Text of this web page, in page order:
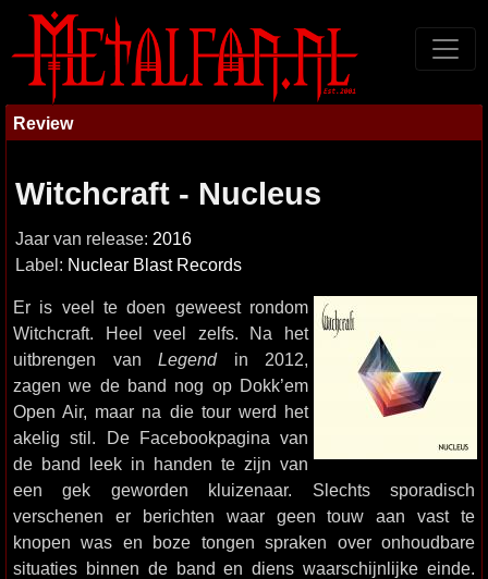
Review
Witchcraft - Nucleus
Jaar van release: 2016
Label: Nuclear Blast Records
Er is veel te doen geweest rondom
Witchcraft. Heel veel zelfs. Na het
uitbrengen van Legendin 2012,
zagen we de band nog op Dokk’em
Open Air, maar na die tour werd het
akelig stil. De Facebookpagina van
de band leek in handen te zijn van
een gek geworden kluizenaar. Slechts sporadisch
verschenen er berichten waar geen touw aan vast te
knopen was en boze tongen spraken over onhoudbare
situaties binnen de band en diens waarschijnlijke einde.